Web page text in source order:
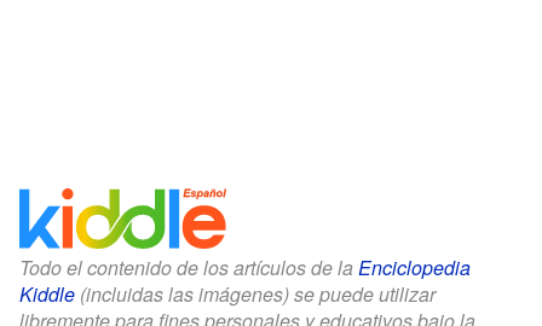
Todo el contenido de los artículos de la Enciclopedia
Kiddle (incluidas las imágenes) se puede utilizar
libremente para fines personales y educativos bajo la